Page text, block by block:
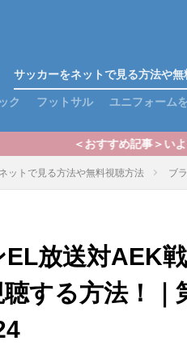
サッカーをネットで見る方法や
ク
フットサル ユニフォーム
すめ記事＞いよいよ2024シーズン
ットで見る方法や無料視聴方法 ブ
放送対AEK
する方法！